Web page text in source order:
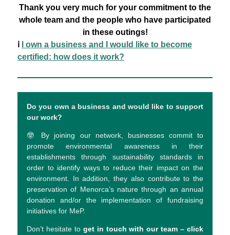
Thank you very much for your commitment to the
whole team and the people who have participated
in these outings!
ℹ️
I own a business and I would like to become
certified: how does it work?
Do you own a business and would like to support
our work?
🤓 By joining our network, businesses commit to
promote environmental awareness in their
establishments through sustainability standards in
order to identify ways to reduce their impact on the
environment. In addition, they also contribute to the
preservation of Menorca’s nature through an annual
donation and/or the implementation of fundraising
initiatives for MeP.
Don’t hesitate to get in touch with our team – click